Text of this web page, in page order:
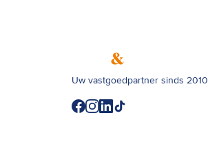
Uw vastgoedpartner sinds 2010